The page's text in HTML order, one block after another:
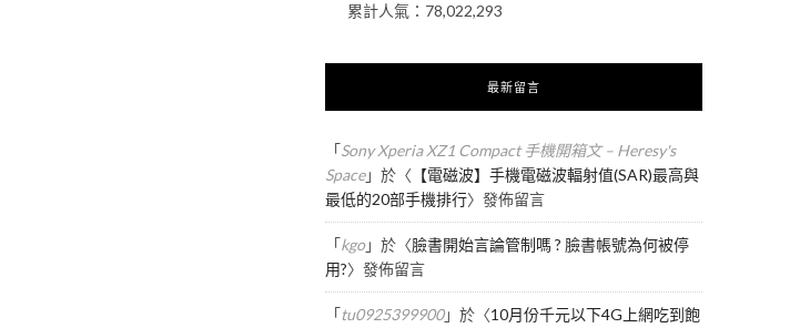
累計人氣： 78,022,293
最新留言
「Sony Xperia XZ1 Compact 手機開箱文 – Heresy's
Space」於〈 【電磁波】手機電磁波輻射值(SAR)最高與
最低的20部手機排行〉發佈留言
「kgo」於〈臉書開始言論管制嗎 ? 臉書帳號為何被停
用?〉發佈留言
「tu0925399900」於〈10月份千元以下4G上網吃到飽